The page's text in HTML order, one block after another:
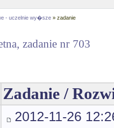
- uczelnie wy�sze » zadanie
zadanie nr 703
Zadanie /
2012-11-26